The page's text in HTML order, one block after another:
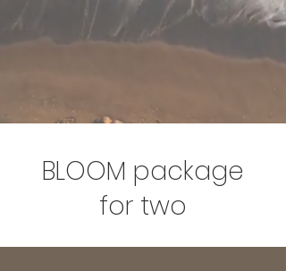
BLOOM package
for two